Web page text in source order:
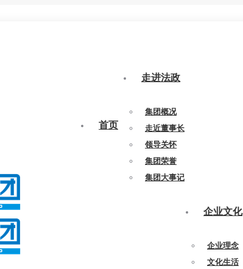
首页
走进法政
集团概况
走近董事长
领导关怀
集团荣誉
集团大事记
企业文化
企业理念
文化生活